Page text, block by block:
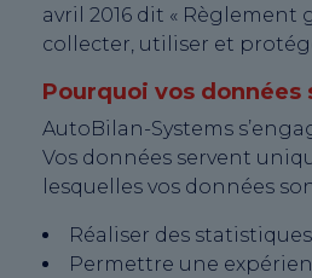
avril 2016 dit « Règlement
collecter, utiliser et
Pourquoi vos données
AutoBilan-Systems
Vos données servent
lesquelles vos données
Réaliser des
Permettre une